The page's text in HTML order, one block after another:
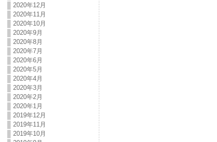
2020年12月
2020年11月
2020年10月
2020年9月
2020年8月
2020年7月
2020年6月
2020年5月
2020年4月
2020年3月
2020年2月
2020年1月
2019年12月
2019年11月
2019年10月